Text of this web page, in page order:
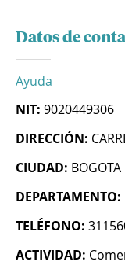
Datos de
Ayuda
NIT: 9020449306
DIRECCIÓN:
CIUDAD: BOGOTA
DEPARTAMENTO:
TELÉFONO:
ACTIVIDAD: